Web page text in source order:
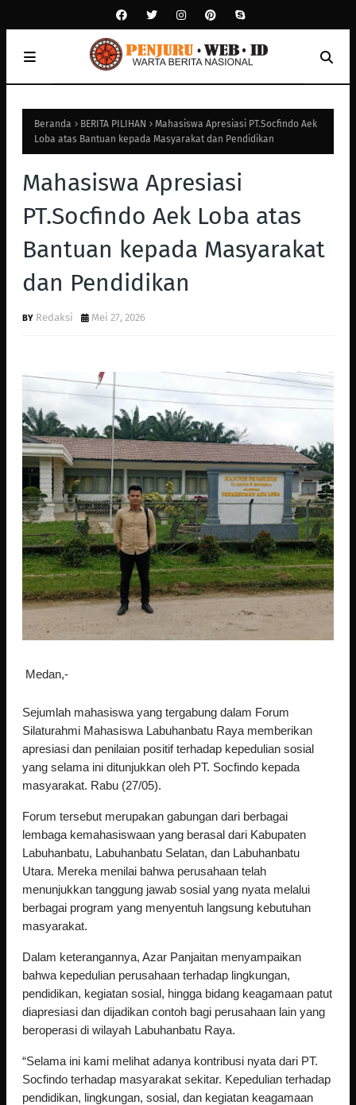
Beranda BERITA PILIHAN
Mahasiswa Apresiasi PT.Socfindo Aek
Loba atas Bantuan kepada Masyarakat dan Pendidikan
Mahasiswa Apresiasi
PT.Socfindo Aek Loba atas
Bantuan kepada Masyarakat
dan Pendidikan
Redaksi Mei 27, 2026
Medan,-
‎Sejumlah mahasiswa yang tergabung dalam Forum
Silaturahmi Mahasiswa Labuhanbatu Raya memberikan
apresiasi dan penilaian positif terhadap kepedulian sosial
yang selama ini ditunjukkan oleh PT. Socfindo kepada
masyarakat. Rabu (27/05).
‎Forum tersebut merupakan gabungan dari berbagai
lembaga kemahasiswaan yang berasal dari Kabupaten
Labuhanbatu, Labuhanbatu Selatan, dan Labuhanbatu
Utara. Mereka menilai bahwa perusahaan telah
menunjukkan tanggung jawab sosial yang nyata melalui
berbagai program yang menyentuh langsung kebutuhan
masyarakat.
‎Dalam keterangannya, Azar Panjaitan menyampaikan
bahwa kepedulian perusahaan terhadap lingkungan,
pendidikan, kegiatan sosial, hingga bidang keagamaan patut
diapresiasi dan dijadikan contoh bagi perusahaan lain yang
beroperasi di wilayah Labuhanbatu Raya.
‎“Selama ini kami melihat adanya kontribusi nyata dari PT.
Socfindo terhadap masyarakat sekitar. Kepedulian terhadap
pendidikan, lingkungan, sosial, dan kegiatan keagamaan